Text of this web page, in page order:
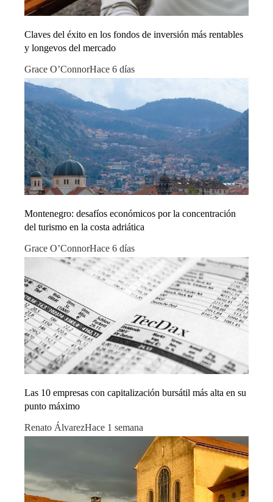
Claves del éxito en los fondos de inversión más rentables
y longevos del mercado
Grace O’ConnorHace 6 días
Montenegro: desafíos económicos por la concentración
del turismo en la costa adriática
Grace O’ConnorHace 6 días
Las 10 empresas con capitalización bursátil más alta en su
punto máximo
Renato ÁlvarezHace 1 semana